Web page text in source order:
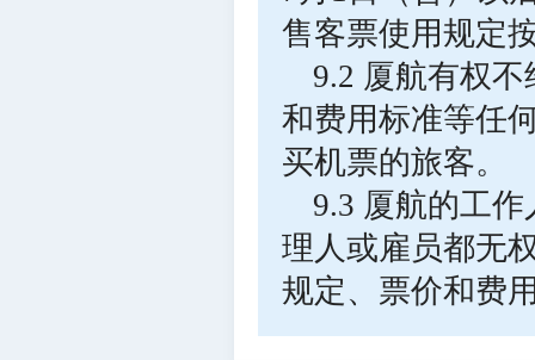
售客票使用规定
9.2 厦航有权
和费用标准等任
买机票的旅客。
9.3 厦航的工
理人或雇员都无
规定、票价和费